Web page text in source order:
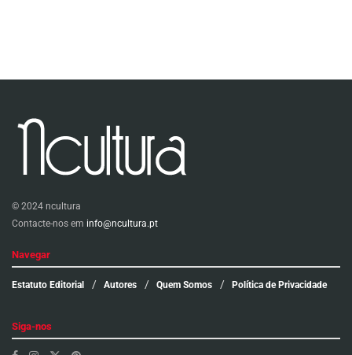
© 2024 ncultura
Contacte-nos em info@ncultura.pt
Navegar
Estatuto Editorial Autores Quem Somos Política de Privacidade
Siga-nos